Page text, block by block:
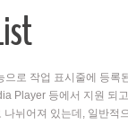
로 작업 표시줄에 등록
Player 등에서 지원 되
뉘어져 있는데, 일반적